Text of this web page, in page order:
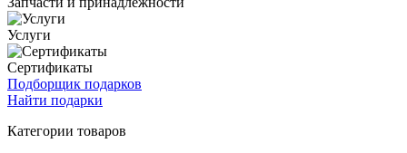
Услуги
Сертификаты
Подборщик подарков
Найти подарки
Категории товаров